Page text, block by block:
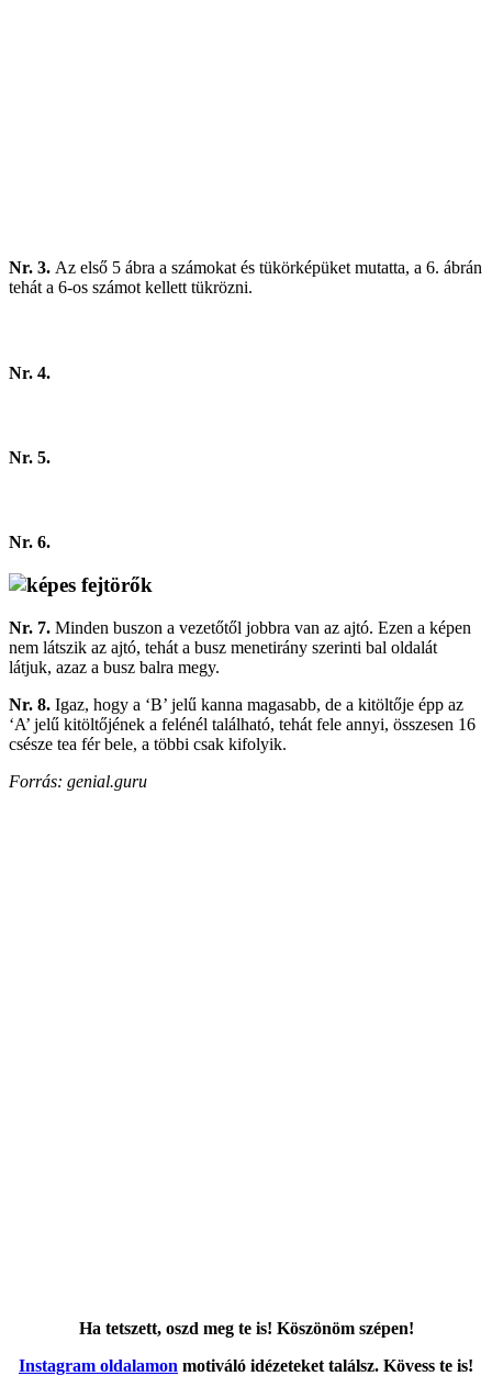
Nr. 3. Az első 5 ábra a számokat és tükörképüket mutatta, a 6. ábrán
tehát a 6-os számot kellett tükrözni.
Nr. 4.
Nr. 5.
Nr. 6.
Nr. 7. Minden buszon a vezetőtől jobbra van az ajtó. Ezen a képen
nem látszik az ajtó, tehát a busz menetirány szerinti bal oldalát
látjuk, azaz a busz balra megy.
Nr. 8. Igaz, hogy a ‘B’ jelű kanna magasabb, de a kitöltője épp az
‘A’ jelű kitöltőjének a felénél található, tehát fele annyi, összesen 16
csésze tea fér bele, a többi csak kifolyik.
Forrás: genial.guru
Ha tetszett, oszd meg te is! Köszönöm szépen!
Instagram oldalamon motiváló idézeteket találsz. Kövess te is!